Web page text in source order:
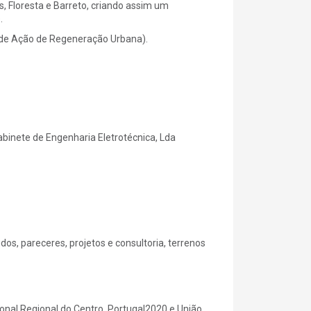
Floresta e Barreto, criando assim um
Ação de Regeneração Urbana).
de Engenharia Eletrotécnica, Lda
pareceres, projetos e consultoria, terrenos
Regional do Centro, Portugal2020 e União